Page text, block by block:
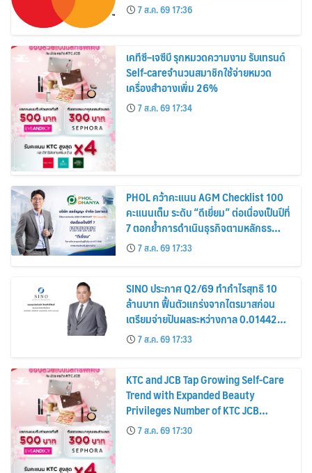
7 ส.ค. 69 17:36
เคทีซี–เจซีบี รุกหมวดความงาม รับเทรนด์
Self-careจำนวนสมาชิกใช้จ่ายหมวด
เครื่องสำอางเพิ่ม 26%
7 ส.ค. 69 17:34
PHOL คว้าคะแนน AGM Checklist 100
คะแนนเต็ม ระดับ “ดีเยี่ยม” ต่อเนื่องเป็นปีที่
7 ตอกย้ำการดำเนินธุรกิจตามหลักธร
รมาภิบาล โปร่งใส สร้างความเชื่อมั่นผู้ถือ
หุ้น
7 ส.ค. 69 17:33
SINO ประกาศ Q2/69 ทำกำไรสุทธิ 10
ล้านบาท ฟื้นตัวแกร่งจากไตรมาสก่อน
เตรียมจ่ายปันผลระหว่างกาล 0.014423
บาทต่อหุ้น ครึ่งปีหลังมุ่งเติบโตต่อเนื่อง
7 ส.ค. 69 17:33
KTC and JCB Tap Growing Self-Care
Trend with Expanded Beauty
Privileges Number of KTC JCB
Cardmembers Spending on
Cosmetics Rises 26%
7 ส.ค. 69 17:30